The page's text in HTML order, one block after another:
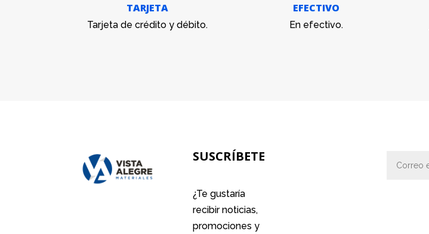
TARJETA
Tarjeta de crédito y débito.
EFECTIVO
En efectivo.
SUSCRÍBETE
¿Te gustaría
recibir noticias,
promociones y